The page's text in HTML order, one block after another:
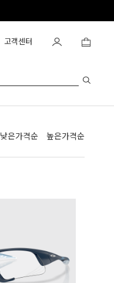
고객센터
낮은가격순 높은가격순